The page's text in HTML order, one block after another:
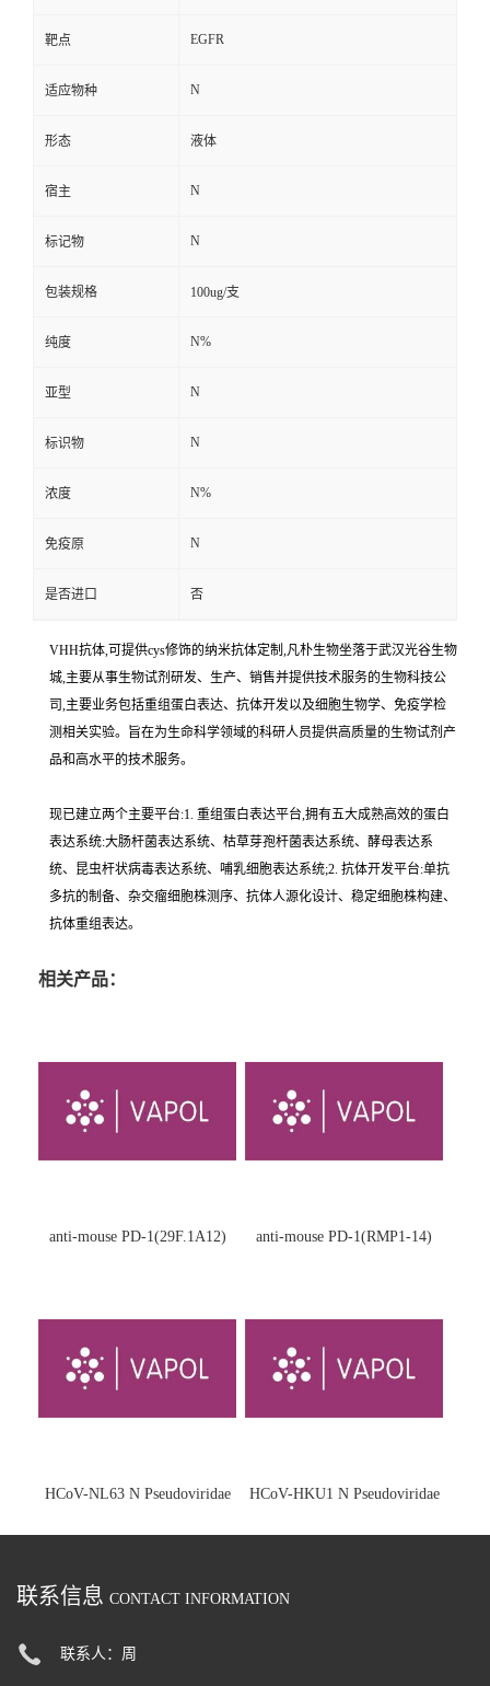
靶点 EGFR
适应物种 N
形态 液体
宿主 N
标记物 N
包装规格 100ug/支
纯度 N%
亚型 N
标识物 N
浓度 N%
免疫原 N
是否进口 否
VHH抗体,可提供cys修饰的纳米抗体定制,凡朴生物坐落于武汉光谷生物
城,主要从事生物试剂研发、生产、销售并提供技术服务的生物科技公
司,主要业务包括重组蛋白表达、抗体开发以及细胞生物学、免疫学检
测相关实验。旨在为生命科学领域的科研人员提供高质量的生物试剂产
品和高水平的技术服务。
现已建立两个主要平台:1. 重组蛋白表达平台,拥有五大成熟高效的蛋白
表达系统:大肠杆菌表达系统、枯草芽孢杆菌表达系统、酵母表达系
统、昆虫杆状病毒表达系统、哺乳细胞表达系统;2. 抗体开发平台:单抗
多抗的制备、杂交瘤细胞株测序、抗体人源化设计、稳定细胞株构建、
抗体重组表达。
相关产品：
anti-mouse PD-1(29F.1A12) anti-mouse PD-1(RMP1-14)
HCoV-NL63 N Pseudoviridae HCoV-HKU1 N Pseudoviridae
联系信息 CONTACT INFORMATION
联系人：周